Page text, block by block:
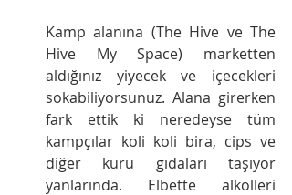
Kamp alanına (The Hive ve The
Hive My Space) marketten
aldığınız yiyecek ve içecekleri
sokabiliyorsunuz. Alana girerken
fark ettik ki neredeyse tüm
kampçılar koli koli bira, cips ve
diğer kuru gıdaları taşıyor
yanlarında. Elbette alkolleri